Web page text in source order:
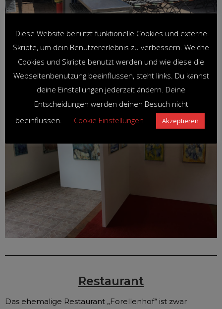
Restaurant
Das ehemalige Restaurant „Forellenhof“ ist zwar
Diese Website benutzt funktionelle Cookies und externe
Skripte, um dein Benutzererlebnis zu verbessern. Welche
Cookies und Skripte benutzt werden und wie diese die
Webseitenbenutzung beeinflussen, steht links. Du kannst
deine Einstellungen jederzeit ändern. Deine
Entscheidungen werden deinen Besuch nicht
beeinflussen.
Cookie Einstellungen Akzeptieren